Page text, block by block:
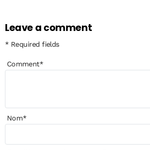
Leave a comment
* Required fields
Comment*
Nom*